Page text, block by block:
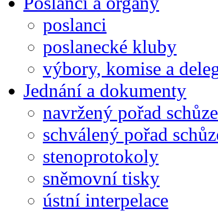
poslanci
poslanecké kluby
výbory, komise a
Jednání a dokumenty
navržený pořad schůze
schválený pořad
stenoprotokoly
sněmovní tisky
ústní interpelace